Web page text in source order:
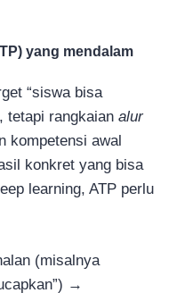
yang mendalam
“siswa bisa
tetapi rangkaian alur
kompetensi awal
konkret yang bisa
learning, ATP perlu
(misalnya
→